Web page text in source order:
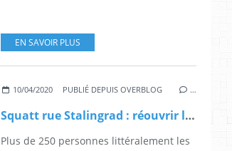
EN SAVOIR PLUS
10/04/2020 PUBLIÉ DEPUIS OVERBLOG …
Squatt rue Stalingrad : réouvrir l'AFPA?
Plus de 250 personnes littéralement les